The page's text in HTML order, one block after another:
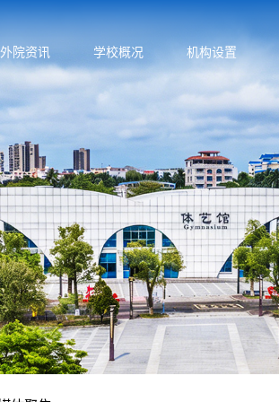
外院资讯 学校概况 机构设置